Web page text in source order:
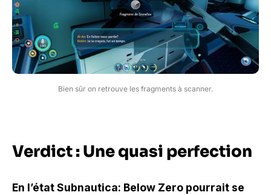
Bien sûr on retrouve les fragments à scanner.
Verdict : Une quasi perfection
En l’état Subnautica: Below Zero pourrait se